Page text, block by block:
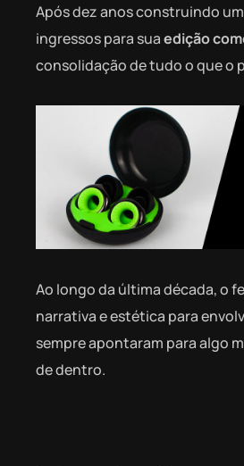
Após dez anos construindo
ingressos para suaedição
consolidação de tudo o que o
Ao longo da última década, o
narrativa e estética para
sempre apontaram para algo
de dentro.